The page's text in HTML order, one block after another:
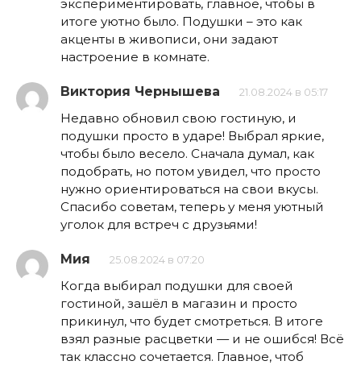
экспериментировать, главное, чтобы в
итоге уютно было. Подушки – это как
акценты в живописи, они задают
настроение в комнате.
Виктория Чернышева 21.08.2024 в 05:17
Недавно обновил свою гостиную, и
подушки просто в ударе! Выбрал яркие,
чтобы было весело. Сначала думал, как
подобрать, но потом увидел, что просто
нужно ориентироваться на свои вкусы.
Спасибо советам, теперь у меня уютный
уголок для встреч с друзьями!
Мия 25.08.2024 в 07:20
Когда выбирал подушки для своей
гостиной, зашёл в магазин и просто
прикинул, что будет смотреться. В итоге
взял разные расцветки — и не ошибся! Всё
так классно сочетается. Главное, чтоб